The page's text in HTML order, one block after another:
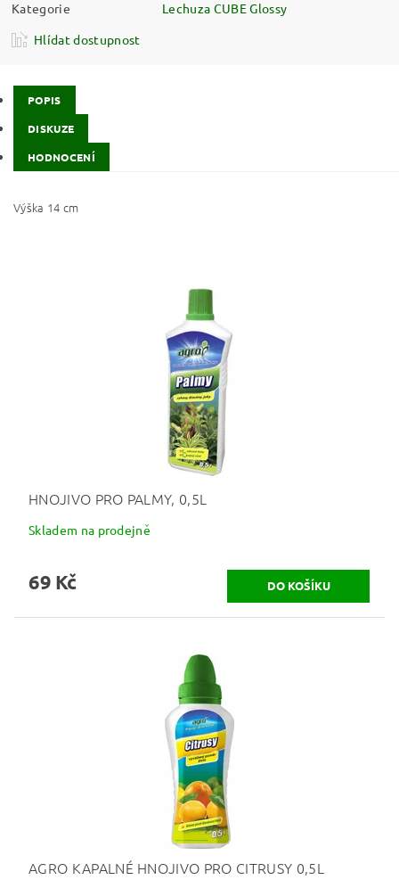
Kategorie
Lechuza CUBE Glossy
Hlídat dostupnost
POPIS
DISKUZE
HODNOCENÍ
Výška 14 cm
HNOJIVO PRO PALMY, 0,5L
Skladem na prodejně
69 Kč
AGRO KAPALNÉ HNOJIVO PRO CITRUSY 0,5L